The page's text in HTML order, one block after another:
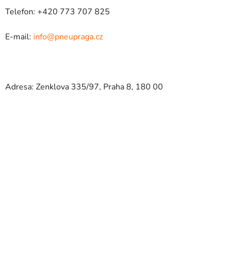
Telefon: +420 773 707 825
E-mail: info@pneupraga.cz
Adresa: Zenklova 335/97, Praha 8, 180 00